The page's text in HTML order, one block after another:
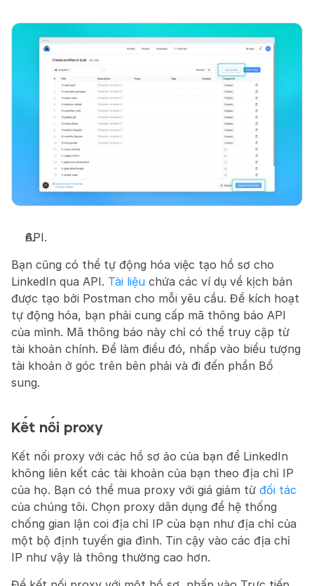
API.
Bạn cũng có thể tự động hóa việc tạo hồ sơ cho
LinkedIn qua API. Tài liệu chứa các ví dụ về kịch bản
được tạo bởi Postman cho mỗi yêu cầu. Để kích hoạt
tự động hóa, bạn phải cung cấp mã thông báo API
của mình. Mã thông báo này chỉ có thể truy cập từ
tài khoản chính. Để làm điều đó, nhấp vào biểu tượng
tài khoản ở góc trên bên phải và đi đến phần Bổ
sung.
Kết nối proxy
Kết nối proxy với các hồ sơ ảo của bạn để LinkedIn
không liên kết các tài khoản của bạn theo địa chỉ IP
của họ. Bạn có thể mua proxy với giá giảm từ đối tác
của chúng tôi. Chọn proxy dân dụng để hệ thống
chống gian lận coi địa chỉ IP của bạn như địa chỉ của
một bộ định tuyến gia đình. Tin cậy vào các địa chỉ
IP như vậy là thông thường cao hơn.